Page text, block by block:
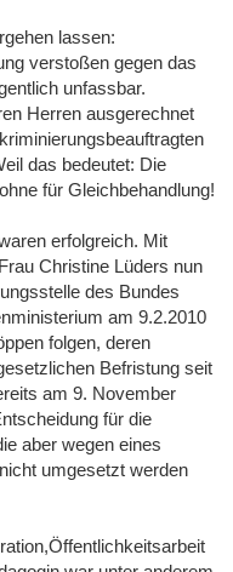
lassen:
verstoßen gegen das
unfassbar.
Herren ausgerechnet
das bedeutet: Die
für Gleichbehandlung!
erfolgreich. Mit
Christine Lüders nun
des Bundes
am 9.2.2010
folgen, deren
Befristung seit
am 9. November
für die
aber wegen eines
umgesetzt werden